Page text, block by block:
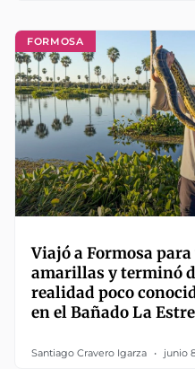
FORMOSA
Viajó a Formosa
amarillas y terminó
realidad poco
en el Bañado La
Santiago Cravero Igarza junio